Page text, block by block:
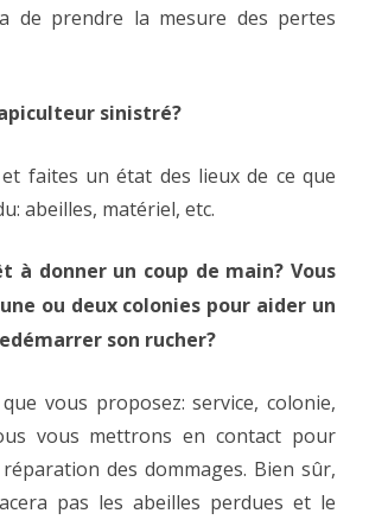
de prendre la mesure des pertes
sinistré?
faites un état des lieux de ce que
abeilles, matériel, etc.
à donner un coup de main? Vous
ou deux colonies pour aider un
son rucher?
vous proposez: service, colonie,
vous mettrons en contact pour
des dommages. Bien sûr,
pas les abeilles perdues et le